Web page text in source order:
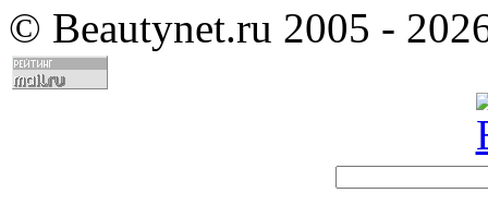
© Beautynet.ru 2005 -